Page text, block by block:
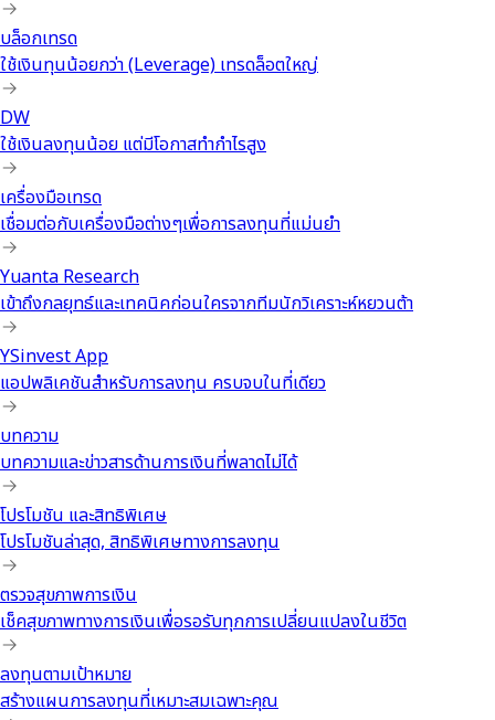
บล็อกเทรด
ใช้เงินทุนน้อยกว่า (Leverage) เทรดล็อตใหญ่
DW
ใช้เงินลงทุนน้อย แต่มีโอกาสทำกำไรสูง
เครื่องมือเทรด
เชื่อมต่อกับเครื่องมือต่างๆเพื่อการลงทุนที่แม่นยำ
Yuanta Research
เข้าถึงกลยุทธ์และเทคนิคก่อนใครจากทีมนักวิเคราะห์หยวนต้า
YSinvest App
แอปพลิเคชันสำหรับการลงทุน ครบจบในที่เดียว
บทความ
บทความและข่าวสารด้านการเงินที่พลาดไม่ได้
โปรโมชัน และสิทธิพิเศษ
โปรโมชันล่าสุด, สิทธิพิเศษทางการลงทุน
ตรวจสุขภาพการเงิน
เช็คสุขภาพทางการเงินเพื่อรอรับทุกการเปลี่ยนแปลงในชีวิต
ลงทุนตามเป้าหมาย
สร้างแผนการลงทุนที่เหมาะสมเฉพาะคุณ